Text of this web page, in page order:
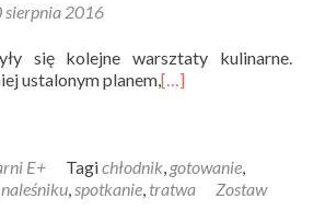
sierpnia 2016
się kolejne warsztaty kulinarne.
ustalonym planem,[…]
E+ Tagichłodnik, gotowanie,
naleśniku,spotkanie, tratwa
Zostaw